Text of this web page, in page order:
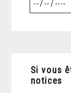
Si vous
notices